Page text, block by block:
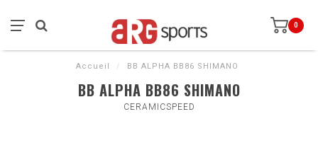
0
Accueil / BB ALPHA BB86 SHIMANO
BB ALPHA BB86 SHIMANO
CERAMICSPEED